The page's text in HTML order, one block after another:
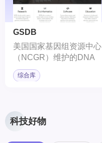
GSDB
美国国家基因组资源中心
（NCGR）维护的DNA
序列关系数据库
（Genome Sequence
综合库
科技好物